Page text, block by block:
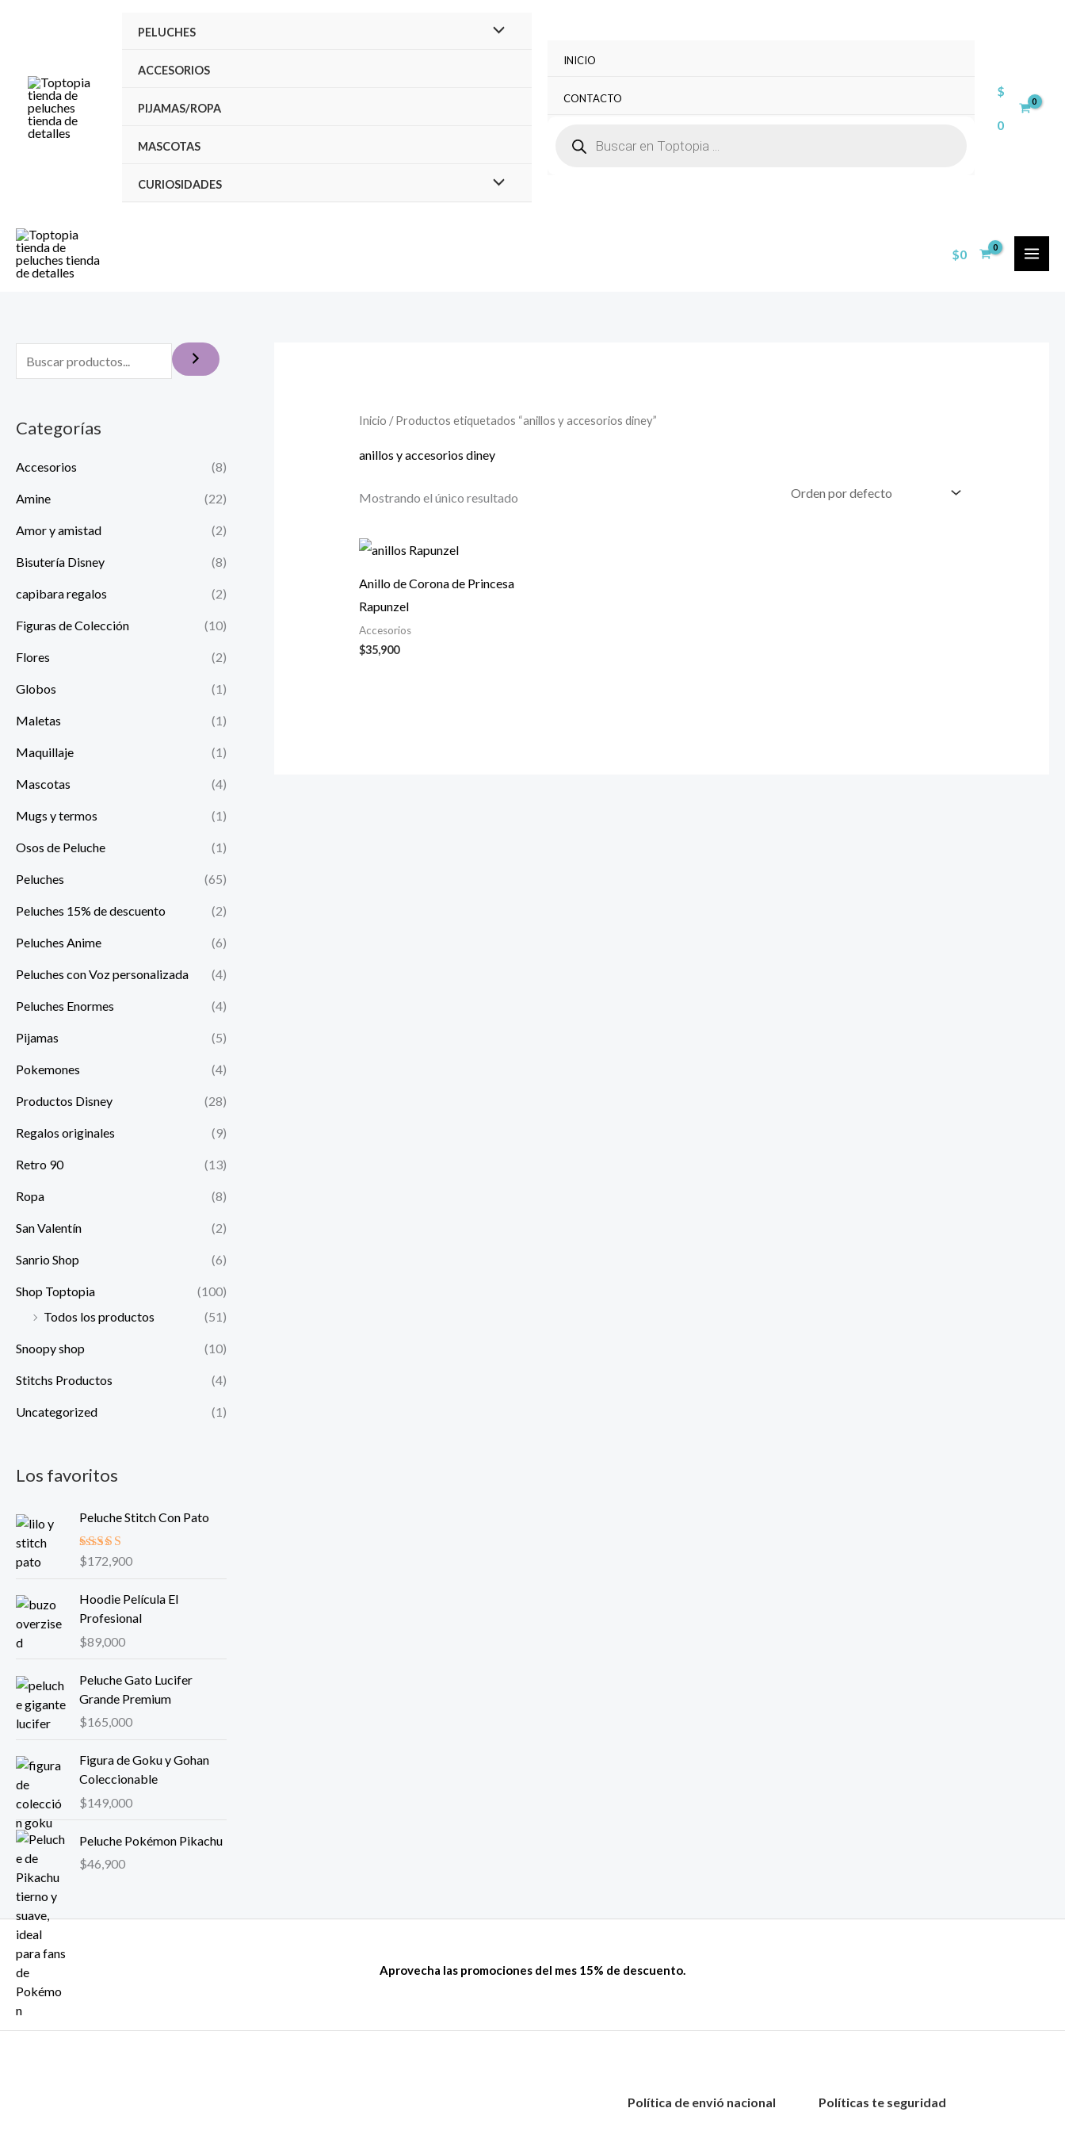
PELUCHES
ACCESORIOS
PIJAMAS/ROPA
MASCOTAS
CURIOSIDADES
INICIO
CONTACTO
PRODUCTOS
$
0
$0
Categorías
Accesorios (8)
Amine (22)
Amor y amistad (2)
Bisutería Disney (8)
capibara regalos (2)
Figuras de Colección (10)
Flores (2)
Globos (1)
Maletas (1)
Maquillaje (1)
Mascotas (4)
Mugs y termos (1)
Osos de Peluche (1)
Peluches (65)
Peluches 15% de descuento (2)
Peluches Anime (6)
Peluches con Voz personalizada (4)
Peluches Enormes (4)
Pijamas (5)
Pokemones (4)
Productos Disney (28)
Regalos originales (9)
Retro 90 (13)
Ropa (8)
San Valentín (2)
Sanrio Shop (6)
Shop Toptopia
(100)
Todos los productos
(51)
Snoopy shop (10)
Stitchs Productos (4)
Uncategorized (1)
Los favoritos
Peluche Stitch Con Pato
Valorado
$172,900
Hoodie Película El
Profesional
$89,000
Peluche Gato Lucifer
Grande Premium
$165,000
Figura de Goku y Gohan
Coleccionable
$149,000
Peluche Pokémon Pikachu
$46,900
Inicio / Productos etiquetados “anillos y accesorios diney”
anillos y accesorios diney
Mostrando el único resultado
Anillo de Corona de Princesa
Rapunzel
Accesorios
$35,900
Aprovecha las promociones del mes 15% de descuento.
Política de envió nacional Políticas te seguridad